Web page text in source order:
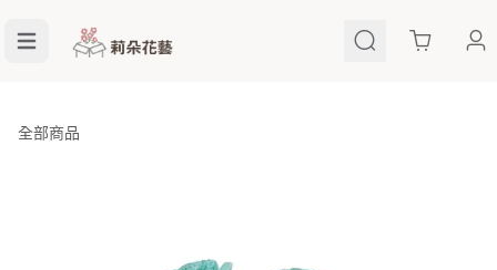
Cart
全部商品